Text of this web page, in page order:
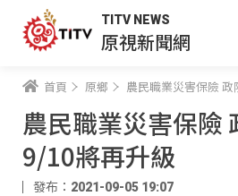
TITV NEWS
原視新聞網
首頁 原鄉 農民職業災害保險
農民職業災害保險
9/10將再升級
發布：2021-09-05 19:07